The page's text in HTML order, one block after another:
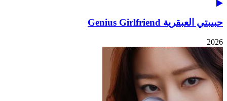
حبيبتي العبقرية Genius Girlfriend
2026